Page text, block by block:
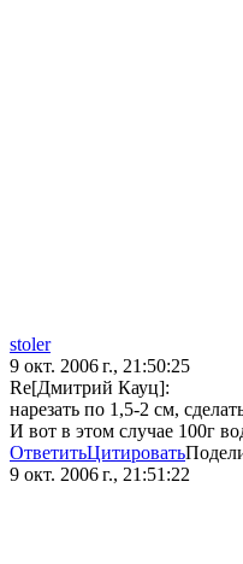
stoler
9 окт. 2006 г., 21:50:25
Re[Дмитрий Кауц]:
нарезать по 1,5-2 см,
И вот в этом случае 100г
ОтветитьЦитировать
9 окт. 2006 г., 21:51:22